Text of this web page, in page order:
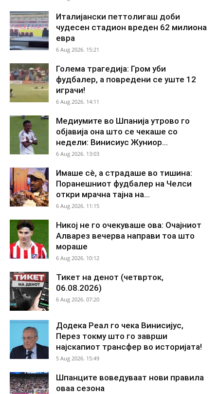
Италијански петтолигаш доби
чудесен стадион вреден 62 милиона
евра
6 Aug 2026. 15:21
Голема трагедија: Гром уби
фудбалер, а повредени се уште 12
играчи!
6 Aug 2026. 14:11
Медиумите во Шпанија утрово го
објавија она што се чекаше со
недели: Винисиус Жуниор...
6 Aug 2026. 13:03
Имаше сè, а страдаше во тишина:
Поранешниот фудбалер на Челси
откри мрачна тајна на...
6 Aug 2026. 11:15
Никој не го очекуваше ова: Очајниот
Алварез вечерва направи тоа што
мораше
6 Aug 2026. 10:12
Тикет на денот (четврток,
06.08.2026)
6 Aug 2026. 07:20
Додека Реал го чека Винисијус,
Перез токму што го заврши
најскапиот трансфер во историјата!
5 Aug 2026. 15:49
Шпанците воведуваат нови правила
оваа сезона